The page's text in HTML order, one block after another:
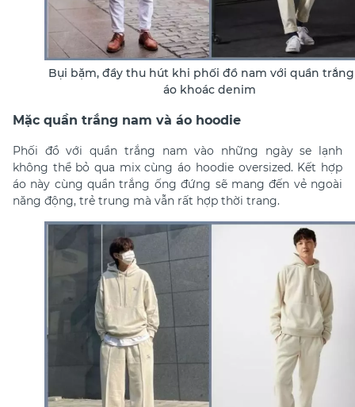
Bụi bặm, đầy thu hút khi phối đồ nam với quần
áo khoác denim
Mặc quần trắng nam và áo hoodie
Phối đồ với quần trắng nam vào những ngày se lạnh
không thể bỏ qua mix cùng áo hoodie oversized. Kết hợp
áo này cùng quần trắng ống đứng sẽ mang đến vẻ ngoài
năng động, trẻ trung mà vẫn rất hợp thời trang.